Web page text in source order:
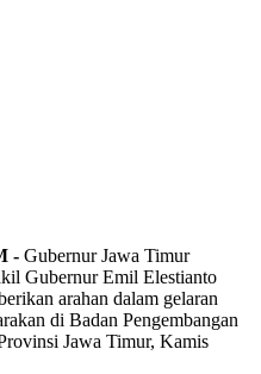
- Gubernur Jawa Timur
Gubernur Emil Elestianto
arahan dalam gelaran
di Badan Pengembangan
Jawa Timur, Kamis